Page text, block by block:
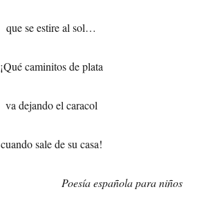
que se estire al sol…
¡Qué caminitos de plata
va dejando el caracol
cuando sale de su casa!
Poesía española para niños